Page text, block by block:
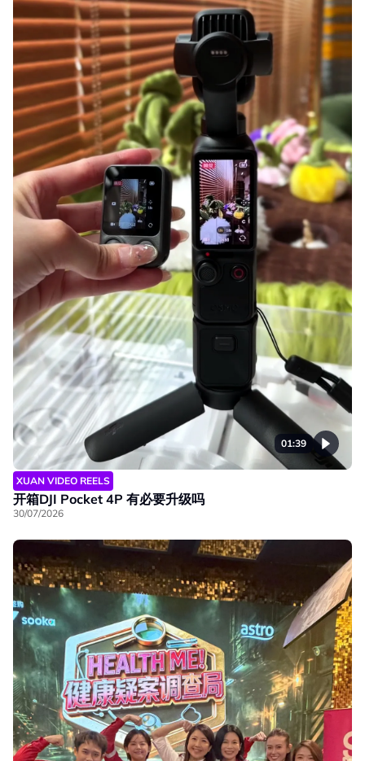
01:39
XUAN VIDEO REELS
开箱DJI Pocket 4P 有必要升级吗
30/07/2026